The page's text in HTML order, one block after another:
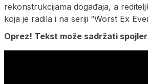
rekonstrukcijama događaja, a
koja je radila i na seriji “Worst Ex
Oprez! Tekst može sadržati